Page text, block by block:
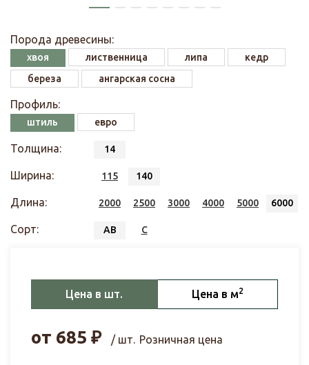
Порода древесины:
хвоя лиственница липа
кедр
береза
ангарская сосна
Профиль:
штиль евро
Толщина: 14
Ширина: 115 140
Длина: 2000 2500 3000 4000 5000 6000
Сорт: АВ С
Цена в шт. Цена в м2
от 685 ₽ / шт. Розничная цена